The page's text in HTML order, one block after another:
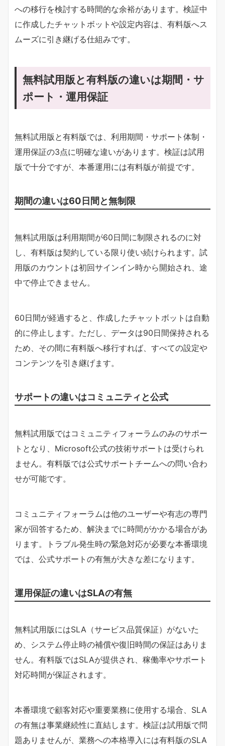
への移行を検討する時間的な余裕があります。検証中
に作成したチャットボットや設定内容は、有料版へス
ムーズに引き継げる仕組みです。
無料試用版と有料版の違いは期間・サ
ポート・運用保証
無料試用版と有料版では、利用期間・サポート体制・
運用保証の3点に明確な違いがあります。検証は試用
版で十分ですが、本番運用には有料版が前提です。
期間の違いは60日間と無制限
無料試用版は利用期間が60日間に制限されるのに対
し、有料版は契約している限り使い続けられます。試
用版のカウントは初回サインイン時から開始され、途
中で停止できません。
60日間が経過すると、作成したチャットボットは自動
的に停止します。ただし、データは90日間保持される
ため、その間に有料版へ移行すれば、すべての設定や
コンテンツを引き継げます。
サポートの違いはコミュニティと公式
無料試用版ではコミュニティフォーラムのみのサポー
トとなり、Microsoft公式の技術サポートは受けられ
ません。有料版では公式サポートチームへの問い合わ
せが可能です。
コミュニティフォーラムは他のユーザーや有志の専門
家が回答するため、解決までに時間がかかる場合があ
ります。トラブル発生時の緊急対応が必要な本番環境
では、公式サポートの有無が大きな差になります。
運用保証の違いはSLAの有無
無料試用版にはSLA（サービス品質保証）がないた
め、システム停止時の補償や復旧時間の保証はありま
せん。有料版ではSLAが提供され、稼働率やサポート
対応時間が保証されます。
本番環境で顧客対応や重要業務に使用する場合、SLA
の有無は事業継続性に直結します。検証は試用版で問
題ありませんが、業務への本格導入には有料版のSLA